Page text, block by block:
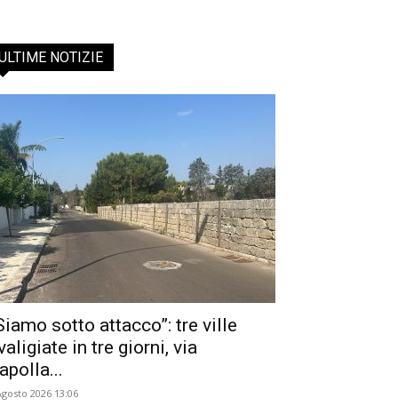
NOTIZIE
sotto attacco”: tre ville
in tre giorni, via
2026 13:06